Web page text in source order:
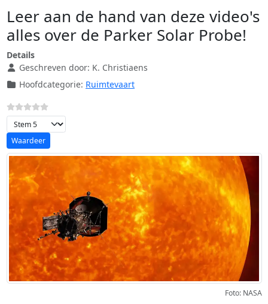
Leer aan de hand van deze video's
alles over de Parker Solar Probe!
Details
Geschreven door: K. Christiaens
Hoofdcategorie: Ruimtevaart
Voeg waardering toe
Foto: NASA